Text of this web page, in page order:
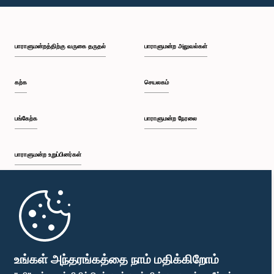
உங்கள் அந்தரங்கத்தை நாம் மதிக்கிறோம்
பி.ப. 2:16 - பி.ப. 2:31
பி.ப. 2:39 - பி.ப. 2:49
பி.ப. 3:00 - பி.ப. 3:10
பாராளுமன்றத்திற்கு வருகை தருதல்
கற்க
பங்கேற்க
பாராளுமன்ற உறுப்பினர்கள்
முதற்பக்கம்
பாராளுமன்ற அலுவல்கள்
செயலகம்
பாராளுமன்ற நேரலை
பாராளுமன்ற கையடக்க செயலி